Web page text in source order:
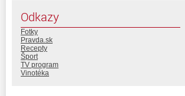
Odkazy
Fotky
Pravda.sk
Recepty
Šport
TV program
Vinotéka